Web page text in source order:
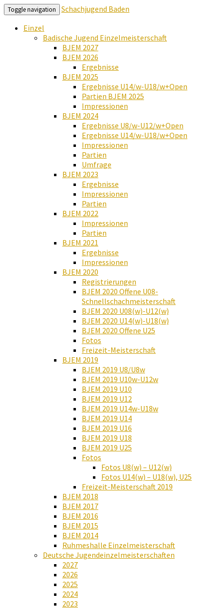
Toggle navigation
Schachjugend Baden
Einzel
Badische Jugend Einzelmeisterschaft
BJEM 2027
BJEM 2026
Ergebnisse
BJEM 2025
Ergebnisse U14/w-U18/w+Open
Partien BJEM 2025
Impressionen
BJEM 2024
Ergebnisse U8/w-U12/w+Open
Ergebnisse U14/w-U18/w+Open
Impressionen
Partien
Umfrage
BJEM 2023
Ergebnisse
Impressionen
Partien
BJEM 2022
Impressionen
Partien
BJEM 2021
Ergebnisse
Impressionen
BJEM 2020
Registrierungen
BJEM 2020 Offene U08-
Schnellschachmeisterschaft
BJEM 2020 U08(w)-U12(w)
BJEM 2020 U14(w)-U18(w)
BJEM 2020 Offene U25
Fotos
Freizeit-Meisterschaft
BJEM 2019
BJEM 2019 U8/U8w
BJEM 2019 U10w-U12w
BJEM 2019 U10
BJEM 2019 U12
BJEM 2019 U14w-U18w
BJEM 2019 U14
BJEM 2019 U16
BJEM 2019 U18
BJEM 2019 U25
Fotos
Fotos U8(w) – U12(w)
Fotos U14(w) – U18(w), U25
Freizeit-Meisterschaft 2019
BJEM 2018
BJEM 2017
BJEM 2016
BJEM 2015
BJEM 2014
Ruhmeshalle Einzelmeisterschaft
Deutsche Jugendeinzelmeisterschaften
2027
2026
2025
2024
2023